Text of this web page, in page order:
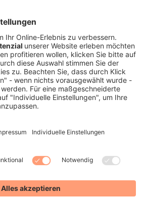
DEUTSCHLAND SCHWEIZ
DATENSCHUTZ
AGB
WIDERRUFEN